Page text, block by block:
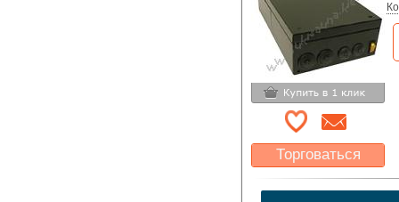
Торговаться
Какая цена Вас
устроит?